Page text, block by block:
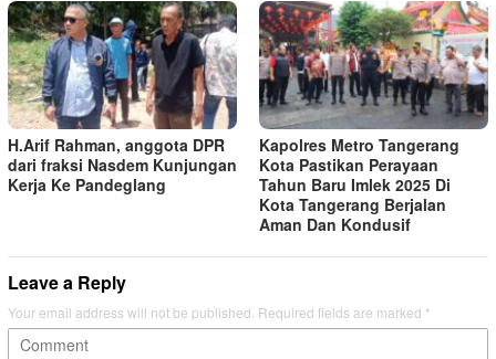
H.Arif Rahman, anggota DPR
dari fraksi Nasdem Kunjungan
Kerja Ke Pandeglang
Kapolres Metro Tangerang
Kota Pastikan Perayaan
Tahun Baru Imlek 2025 Di
Kota Tangerang Berjalan
Aman Dan Kondusif
Leave a Reply
Your email address will not be published. Required fields are marked *